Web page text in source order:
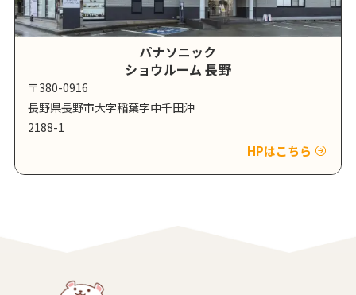
パナソニック
ショウルーム 長野
〒380-0916
長野県長野市大字稲葉字中千田沖
2188-1
HPはこちら